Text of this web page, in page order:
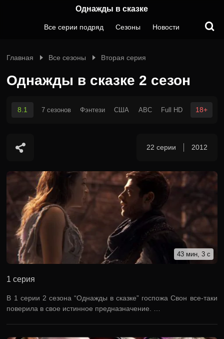
Однажды в сказке
Все серии подряд Сезоны Новости
Главная Все сезоны Вторая серия
Однажды в сказке 2 сезон
8.1 7 сезонов Фэнтези США ABC Full HD 18+
22 серии 2012
43 мин, 3 с
1 серия
В 1 серии 2 сезона “Однажды в сказке” госпожа Свон все-таки
поверила в свое истинное предназначение. …